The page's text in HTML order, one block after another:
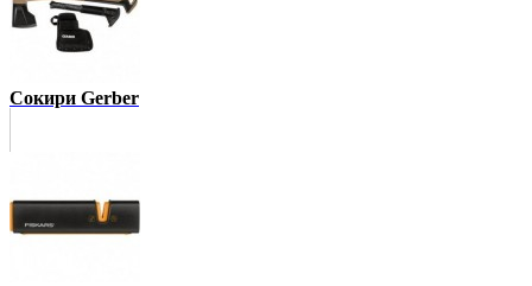
Сокири Gerber